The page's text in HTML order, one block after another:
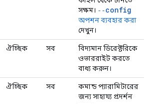
সক্ষম। ‑‑config
অপশন ব্যবহার করা
দেখুন।
ঐচ্ছিক সব
বিদ্যমান ডিরেক্টরিকে
ওভাররাইট করতে
বাধ্য করুন।
ঐচ্ছিক সব
কমান্ড প্যারামিটারের
জন্য সাহায্য প্রদর্শন